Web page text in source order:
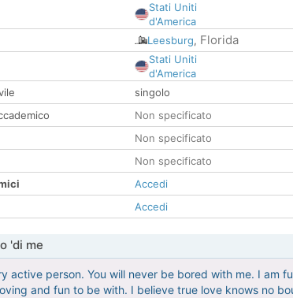
Stati Uniti
d'America
Leesburg, Florida
Stati Uniti
d'America
singolo
Non specificato
Non specificato
Non specificato
Accedi
Accedi
'di me
active person. You will never be bored with me. I am
and fun to be with. I believe true love knows no